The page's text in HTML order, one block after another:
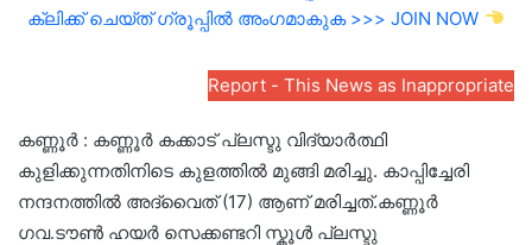
ക്ലിക്ക് ചെയ്ത് ഗ്രൂപ്പിൽ അംഗമാകുക >>> JOIN NOW
Report - This News as Inappropriate
കണ്ണൂർ : കണ്ണൂർ കക്കാട് പ്ലസ്ടു വിദ്യാർത്ഥി
കുളിക്കുന്നതിനിടെ കുളത്തിൽ മുങ്ങി മരിച്ചു. കാപ്പിച്ചേരി
നന്ദനത്തിൽ അദ്വൈത് (17) ആണ് മരിച്ചത്.കണ്ണൂർ
ഗവ.ടൗൺ ഹയർ സെക്കണ്ടറി സ്കൂൾ പ്ലസ്ടു